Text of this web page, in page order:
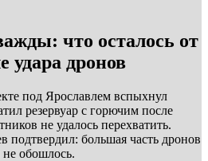
что осталось от
удара дронов
под Ярославлем вспыхнул
резервуар с горючим после
не удалось перехватить.
подтвердил: большая часть дронов
не обошлось.